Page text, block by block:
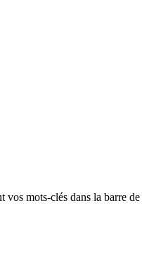
mots-clés dans la barre